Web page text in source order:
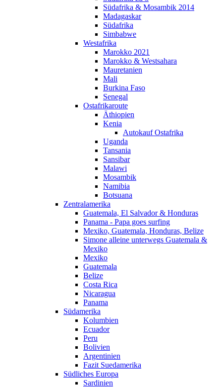
Südafrika & Mosambik 2014
Madagaskar
Südafrika
Simbabwe
Westafrika
Marokko 2021
Marokko & Westsahara
Mauretanien
Mali
Burkina Faso
Senegal
Ostafrikaroute
Äthiopien
Kenia
Autokauf Ostafrika
Uganda
Tansania
Sansibar
Malawi
Mosambik
Namibia
Botsuana
Zentralamerika
Guatemala, El Salvador & Honduras
Panama - Papa goes surfing
Mexiko, Guatemala, Honduras, Belize
Simone alleine unterwegs Guatemala &
Mexiko
Mexiko
Guatemala
Belize
Costa Rica
Nicaragua
Panama
Südamerika
Kolumbien
Ecuador
Peru
Bolivien
Argentinien
Fazit Suedamerika
Südliches Europa
Sardinien